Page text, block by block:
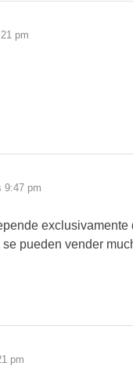
pm
9:47 pm
pueden vender
pm